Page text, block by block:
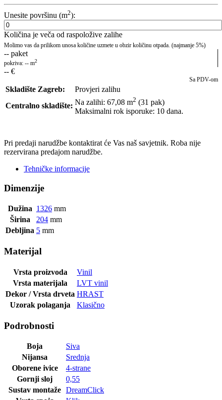
Unesite površinu (m2):
Količina je veča od raspoložive zalihe
Molimo vas da prilikom unosa količine uzmete u obzir količinu otpada. (najmanje 5%)
-- paket
pokriva: -- m2
-- €
Sa PDV-om
Skladište Zagreb:
Provjeri zalihu
Centralno skladište: Na zalihi: 67,08 m2 (31 pak)
Maksimalni rok isporuke: 10 dana.
Pri predaji narudžbe kontaktirat će Vas naš savjetnik. Roba nije
rezervirana predajom narudžbe.
Tehničke informacije
Dimenzije
Dužina 1326 mm
Širina
204 mm
Debljina 5 mm
Materijal
Vrsta proizvoda
Vinil
Vrsta materijala
LVT vinil
Dekor / Vrsta drveta HRAST
Uzorak polaganja
Klasično
Podrobnosti
Boja
Siva
Nijansa
Srednja
Oborene ivice
4-strane
Gornji sloj
0,55
Sustav montaže DreamClick